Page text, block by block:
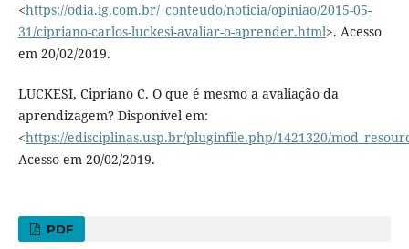
<https://odia.ig.com.br/_conteudo/noticia/opiniao/2015-05-
31/cipriano-carlos-luckesi-avaliar-o-aprender.html>. Acesso
em 20/02/2019.
LUCKESI, Cipriano C. O que é mesmo a avaliação da
aprendizagem? Disponível em:
<https://edisciplinas.usp.br/pluginfile.php/1421320/
Acesso em 20/02/2019.
PDF